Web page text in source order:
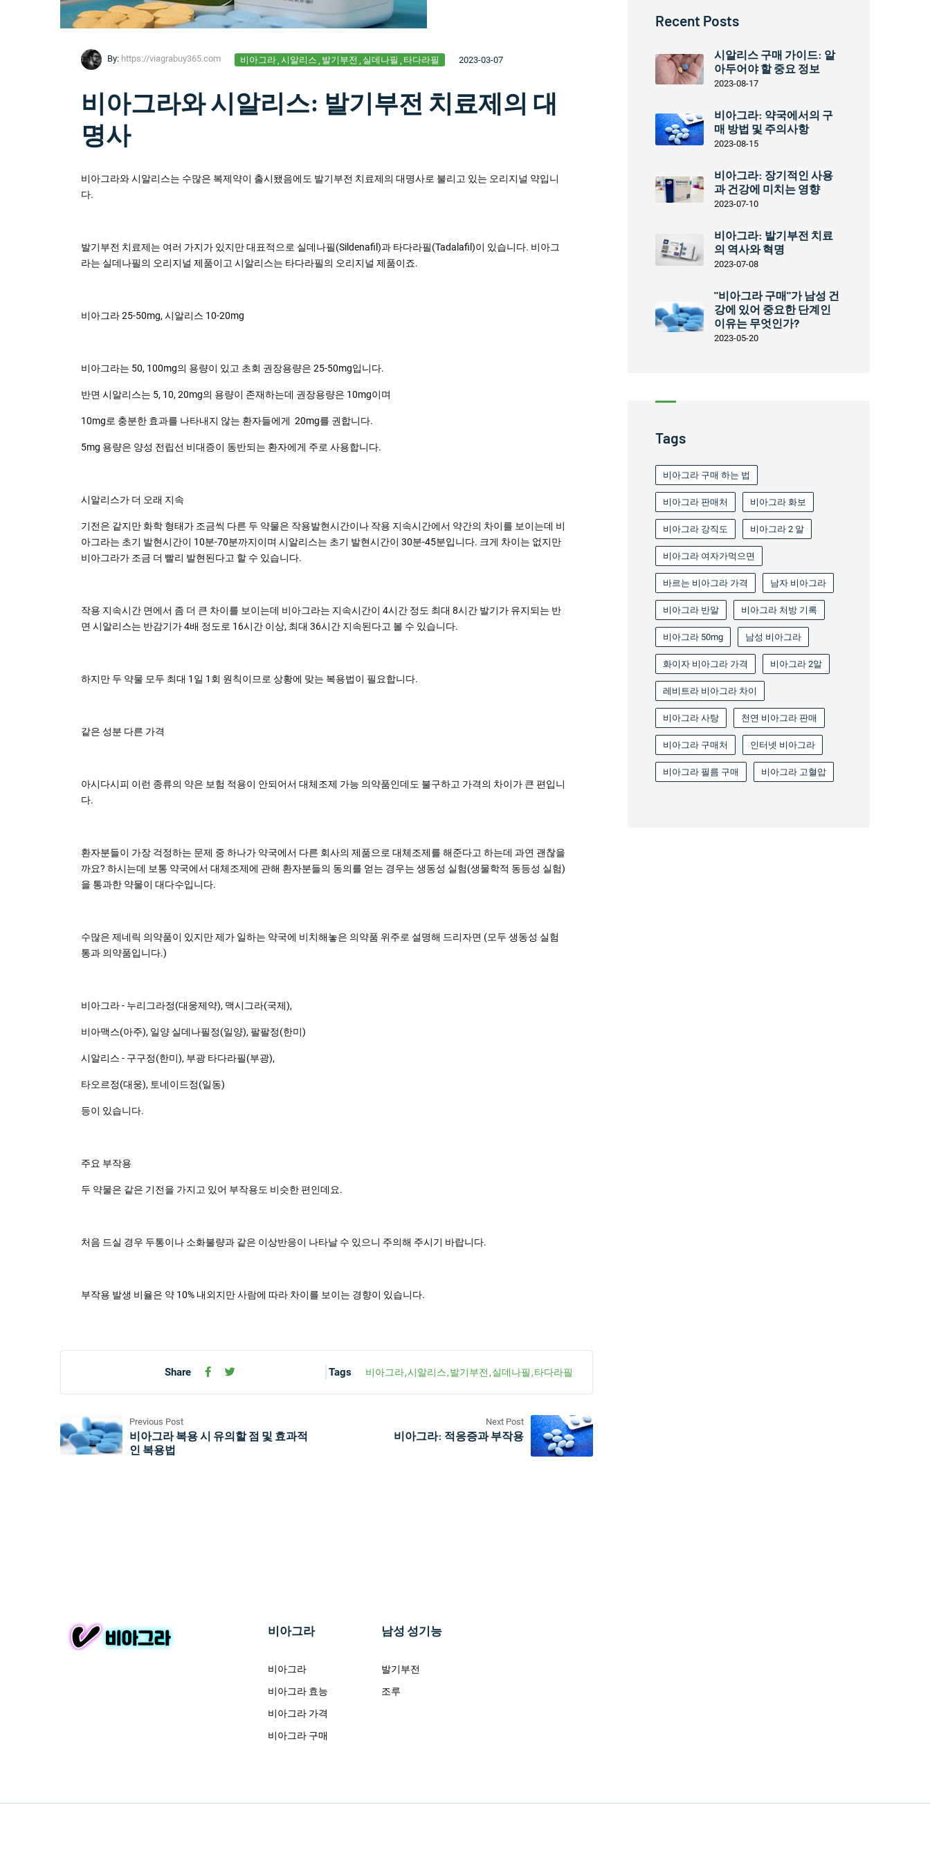
By: https://viagrabuy365.com 비아그라 시알리스 발기부전 실데나필 타다라필 2023-03-07
비아그라와 시알리스: 발기부전 치료제의 대
명사
비아그라와 시알리스는 수많은 복제약이 출시됐음에도 발기부전 치료제의 대명사로 불리고 있는 오리지널 약입니
다.
발기부전 치료제는 여러 가지가 있지만 대표적으로 실데나필(Sildenafil)과 타다라필(Tadalafil)이 있습니다. 비아그
라는 실데나필의 오리지널 제품이고 시알리스는 타다라필의 오리지널 제품이죠.
비아그라 25-50mg, 시알리스 10-20mg
비아그라는 50, 100mg의 용량이 있고 초회 권장용량은 25-50mg입니다.
반면 시알리스는 5, 10, 20mg의 용량이 존재하는데 권장용량은 10mg이며
10mg로 충분한 효과를 나타내지 않는 환자들에게 20mg를 권합니다.
5mg 용량은 양성 전립선 비대증이 동반되는 환자에게 주로 사용합니다.
시알리스가 더 오래 지속
기전은 같지만 화학 형태가 조금씩 다른 두 약물은 작용발현시간이나 작용 지속시간에서 약간의 차이를 보이는데 비
아그라는 초기 발현시간이 10분-70분까지이며 시알리스는 초기 발현시간이 30분-45분입니다. 크게 차이는 없지만
비아그라가 조금 더 빨리 발현된다고 할 수 있습니다.
작용 지속시간 면에서 좀 더 큰 차이를 보이는데 비아그라는 지속시간이 4시간 정도 최대 8시간 발기가 유지되는 반
면 시알리스는 반감기가 4배 정도로 16시간 이상, 최대 36시간 지속된다고 볼 수 있습니다.
하지만 두 약물 모두 최대 1일 1회 원칙이므로 상황에 맞는 복용법이 필요합니다.
같은 성분 다른 가격
아시다시피 이런 종류의 약은 보험 적용이 안되어서 대체조제 가능 의약품인데도 불구하고 가격의 차이가 큰 편입니
다.
환자분들이 가장 걱정하는 문제 중 하나가 약국에서 다른 회사의 제품으로 대체조제를 해준다고 하는데 과연 괜찮을
까요? 하시는데 보통 약국에서 대체조제에 관해 환자분들의 동의를 얻는 경우는 생동성 실험(생물학적 동등성 실험)
을 통과한 약물이 대다수입니다.
수많은 제네릭 의약품이 있지만 제가 일하는 약국에 비치해놓은 의약품 위주로 설명해 드리자면 (모두 생동성 실험
통과 의약품입니다.)
비아그라 - 누리그라정(대웅제약), 맥시그라(국제),
비아맥스(아주), 일양 실데나필정(일양), 팔팔정(한미)
시알리스 - 구구정(한미), 부광 타다라필(부광),
타오르정(대웅), 토네이드정(일동)
등이 있습니다.
주요 부작용
두 약물은 같은 기전을 가지고 있어 부작용도 비슷한 편인데요.
처음 드실 경우 두통이나 소화불량과 같은 이상반응이 나타날 수 있으니 주의해 주시기 바랍니다.
부작용 발생 비율은 약 10% 내외지만 사람에 따라 차이를 보이는 경향이 있습니다.
Share Tags 비아그라 시알리스 발기부전 실데나필 타다라필
Previous Post
비아그라 복용 시 유의할 점 및 효과적
인 복용법
Next Post
비아그라: 적응증과 부작용
Recent Posts
시알리스 구매 가이드: 알
아두어야 할 중요 정보
2023-08-17
비아그라: 약국에서의 구
매 방법 및 주의사항
2023-08-15
비아그라: 장기적인 사용
과 건강에 미치는 영향
2023-07-10
비아그라: 발기부전 치료
의 역사와 혁명
2023-07-08
"비아그라 구매"가 남성 건
강에 있어 중요한 단계인
이유는 무엇인가?
2023-05-20
Tags
비아그라 구매 하는 법
비아그라 판매처 비아그라 화보
비아그라 강직도 비아그라 2 알
비아그라 여자가먹으면
바르는 비아그라 가격 남자 비아그라
비아그라 반알 비아그라 처방 기록
비아그라 50mg 남성 비아그라
화이자 비아그라 가격 비아그라 2알
레비트라 비아그라 차이
비아그라 사탕 천연 비아그라 판매
비아그라 구매처 인터넷 비아그라
비아그라 필름 구매 비아그라 고혈압
비아그라
비아그라
비아그라 효능
비아그라 가격
비아그라 구매
남성 성기능
발기부전
조루